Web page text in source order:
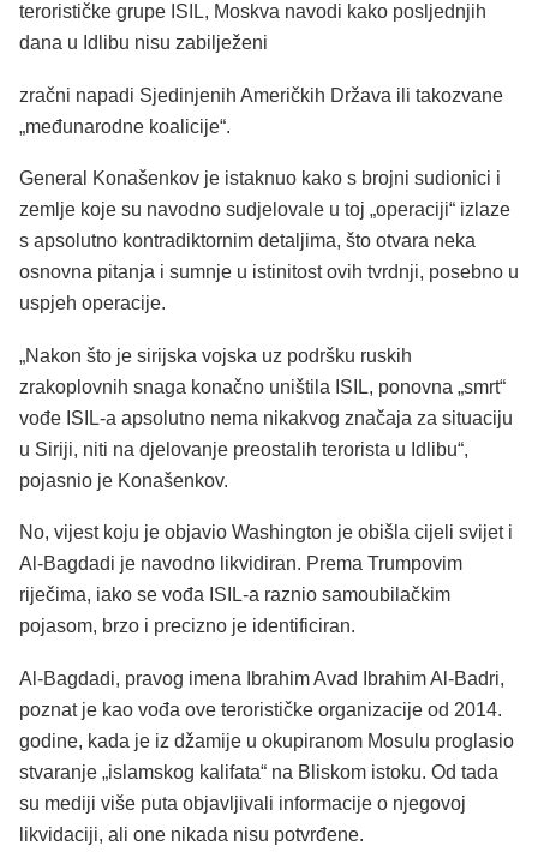
terorističke grupe ISIL, Moskva navodi kako posljednjih
dana u Idlibu nisu zabilježeni
zračni napadi Sjedinjenih Američkih Država ili takozvane
„međunarodne koalicije“.
General Konašenkov je istaknuo kako s brojni sudionici i
zemlje koje su navodno sudjelovale u toj „operaciji“ izlaze
s apsolutno kontradiktornim detaljima, što otvara neka
osnovna pitanja i sumnje u istinitost ovih tvrdnji, posebno u
uspjeh operacije.
„Nakon što je sirijska vojska uz podršku ruskih
zrakoplovnih snaga konačno uništila ISIL, ponovna „smrt“
vođe ISIL-a apsolutno nema nikakvog značaja za situaciju
u Siriji, niti na djelovanje preostalih terorista u Idlibu“,
pojasnio je Konašenkov.
No, vijest koju je objavio Washington je obišla cijeli svijet i
Al-Bagdadi je navodno likvidiran. Prema Trumpovim
riječima, iako se vođa ISIL-a raznio samoubilačkim
pojasom, brzo i precizno je identificiran.
Al-Bagdadi, pravog imena Ibrahim Avad Ibrahim Al-Badri,
poznat je kao vođa ove terorističke organizacije od 2014.
godine, kada je iz džamije u okupiranom Mosulu proglasio
stvaranje „islamskog kalifata“ na Bliskom istoku. Od tada
su mediji više puta objavljivali informacije o njegovoj
likvidaciji, ali one nikada nisu potvrđene.